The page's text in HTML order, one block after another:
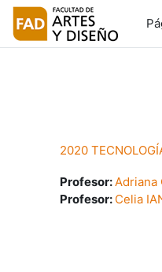
Salta al contenido principal
2020
Profesor:Adriana
Profesor: Celia